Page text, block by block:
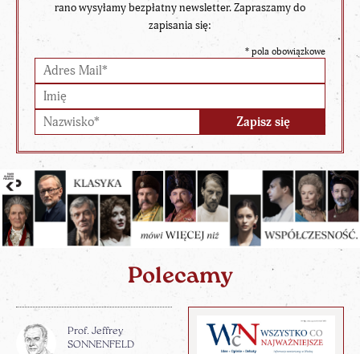
rano wysyłamy bezpłatny newsletter. Zapraszamy do
zapisania się:
* pola obowiązkowe
Polecamy
Prof. Jeffrey
SONNENFELD